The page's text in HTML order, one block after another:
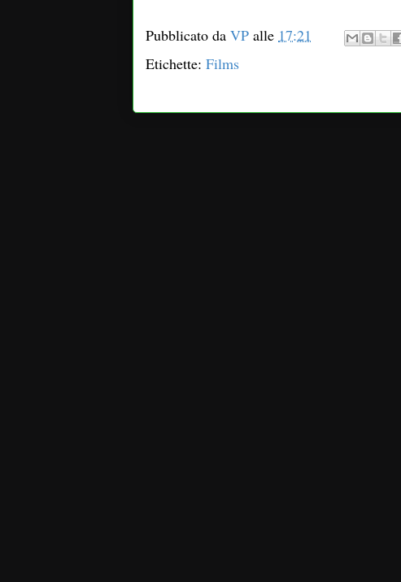
Pubblicato da VP alle 17:21
Etichette: Films